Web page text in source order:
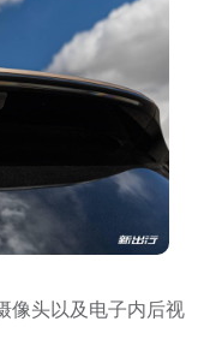
像头以及电子内后视